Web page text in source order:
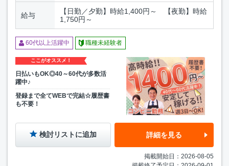
給与
【日勤／夕勤】時給1,400円～ 【夜勤】時給
1,750円～
60代以上活躍中 職種未経験者
ここがオススメ！
日払いもOK◎40～60代が多数活
躍中♪
登録まで全てWEBで完結☆履歴書
も不要！
検討リストに追加 詳細を見る
掲載開始日：2026-08-05